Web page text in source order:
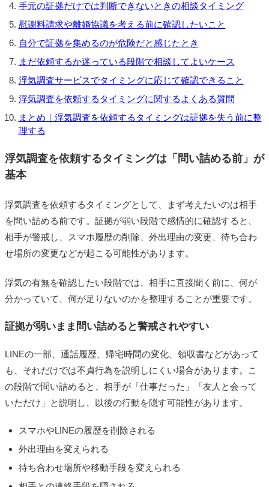
手元の証拠だけでは判断できないときの相談タイミング
慰謝料請求や離婚協議を考える前に確認したいこと
自分で証拠を集めるのが危険だと感じたとき
まだ依頼するか迷っている段階で相談してよいケース
浮気調査サービスでタイミングに応じて確認できること
浮気調査を依頼するタイミングに関するよくある質問
まとめ｜浮気調査を依頼するタイミングは証拠を失う前に整
理する
浮気調査を依頼するタイミングは「問い詰める前」が
基本
浮気調査を依頼するタイミングとして、まず考えたいのは相手
を問い詰める前です。証拠が弱い段階で感情的に確認すると、
相手が警戒し、スマホ履歴の削除、外出理由の変更、待ち合わ
せ場所の変更などが起こる可能性があります。
浮気の有無を確認したい段階では、相手に直接聞く前に、何が
分かっていて、何が足りないのかを整理することが重要です。
証拠が弱いまま問い詰めると警戒されやすい
LINEの一部、通話履歴、帰宅時間の変化、領収書などがあって
も、それだけでは不貞行為を説明しにくい場合があります。こ
の段階で問い詰めると、相手が「仕事だった」「友人と会って
いただけ」と説明し、以後の行動を隠す可能性があります。
スマホやLINEの履歴を削除される
外出理由を変えられる
待ち合わせ場所や移動手段を変えられる